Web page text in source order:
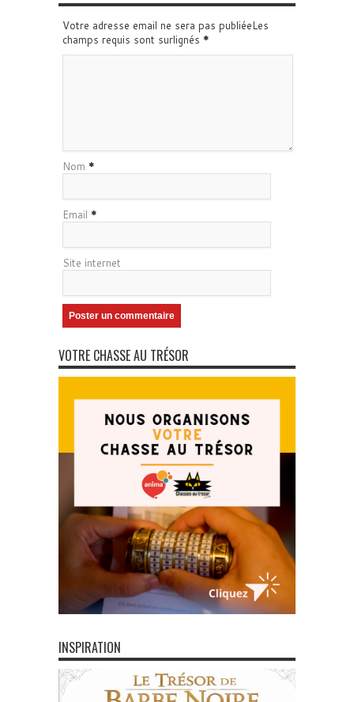
Votre adresse email ne sera pas publiéeLes
champs requis sont surlignés *
Nom *
Email *
Site internet
VOTRE CHASSE AU TRÉSOR
INSPIRATION